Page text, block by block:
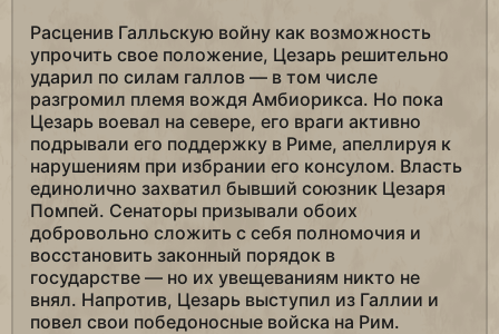
Расценив Галльскую войну как возможность
упрочить свое положение, Цезарь решительно
ударил по силам галлов — в том числе
разгромил племя вождя Амбиорикса. Но пока
Цезарь воевал на севере, его враги активно
подрывали его поддержку в Риме, апеллируя к
нарушениям при избрании его консулом. Власть
единолично захватил бывший союзник Цезаря
Помпей. Сенаторы призывали обоих
добровольно сложить с себя полномочия и
восстановить законный порядок в
государстве — но их увещеваниям никто не
внял. Напротив, Цезарь выступил из Галлии и
повел свои победоносные войска на Рим.